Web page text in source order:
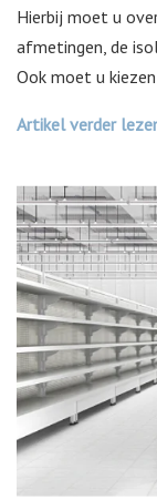
Hierbij moet u
afmetingen, de
Ook moet u
Artikel verder